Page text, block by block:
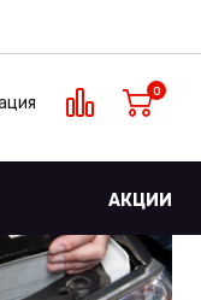
0
АКЦИИ